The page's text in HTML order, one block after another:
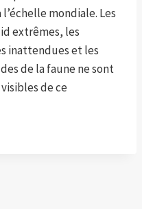
mondiale. Les
extrêmes, les
inattendues et les
de la faune ne sont
de ce